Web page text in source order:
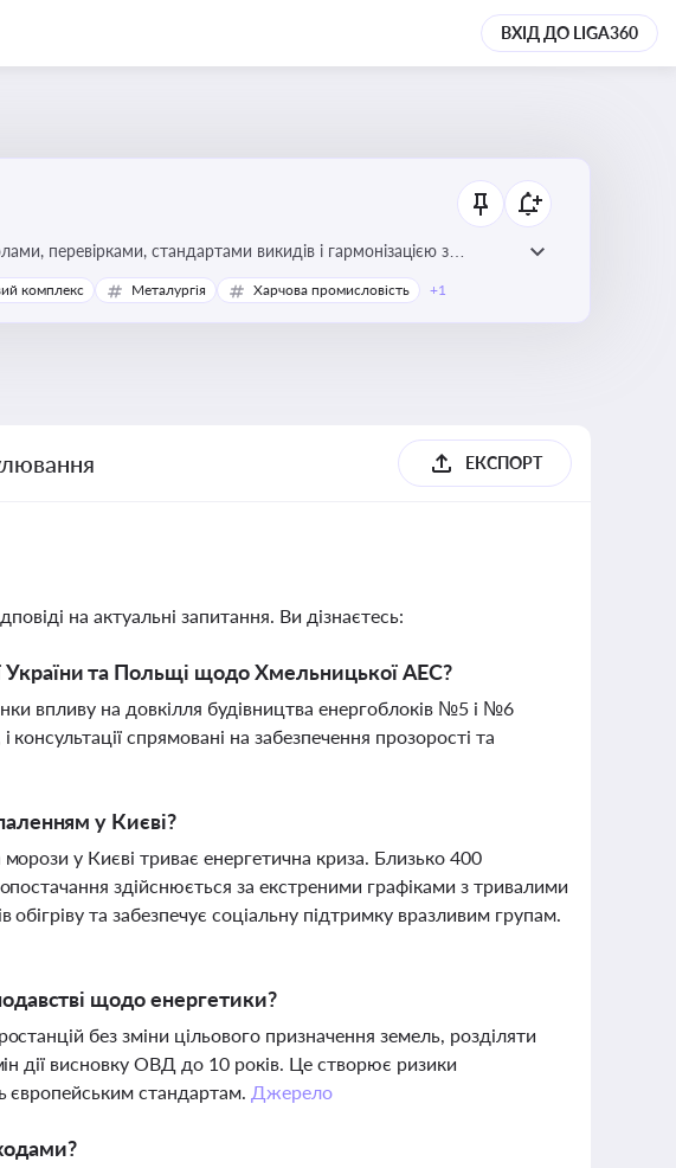
ВХІД ДО LIGA360
перевірками, стандартами викидів і гармонізацією з
комплекс Металургія Харчова промисловість +1
ЕКСПОРТ
на актуальні запитання. Ви дізнаєтесь:
України та Польщі щодо Хмельницької АЕС?
впливу на довкілля будівництва енергоблоків №5 і №6
спрямовані на забезпечення прозорості та
у Києві?
у Києві триває енергетична криза. Близько 400
здійснюється за екстреними графіками з тривалими
та забезпечує соціальну підтримку вразливим групам.
щодо енергетики?
без зміни цільового призначення земель, розділяти
дії висновку ОВД до 10 років. Це створює ризики
європейським стандартам. Джерело